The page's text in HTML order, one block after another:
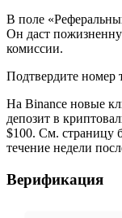
В поле
Он даст
комиссии.
Подтвердите номер
На Binance новые
депозит в
$100. См. страницу
течение недели
Верификация